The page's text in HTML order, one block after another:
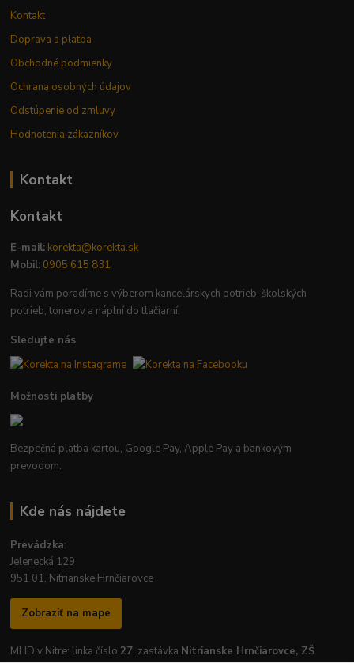
Kontakt
Doprava a platba
Obchodné podmienky
Ochrana osobných údajov
Odstúpenie od zmluvy
Hodnotenia zákazníkov
Kontakt
Kontakt
E-mail: korekta@korekta.sk
Mobil: 0905 615 831
Radi vám poradíme s výberom kancelárskych potrieb, školských
potrieb, tonerov a náplní do tlačiarní.
Sledujte nás
Možnosti platby
Bezpečná platba kartou, Google Pay, Apple Pay a bankovým
prevodom.
Kde nás nájdete
Prevádzka:
Jelenecká 129
951 01, Nitrianske Hrnčiarovce
Zobraziť na mape
MHD v Nitre: linka číslo 27, zastávka Nitrianske Hrnčiarovce, ZŠ